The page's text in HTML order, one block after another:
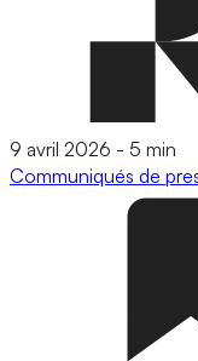
9 avril 2026 - 5 min
Communiqués de